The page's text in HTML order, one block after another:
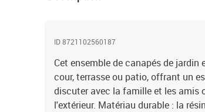
ID 8721102560187
Cet ensemble de canapés de
cour, terrasse ou patio, offrant un
discuter avec la famille et les amis
l'extérieur. Matériau durable : la